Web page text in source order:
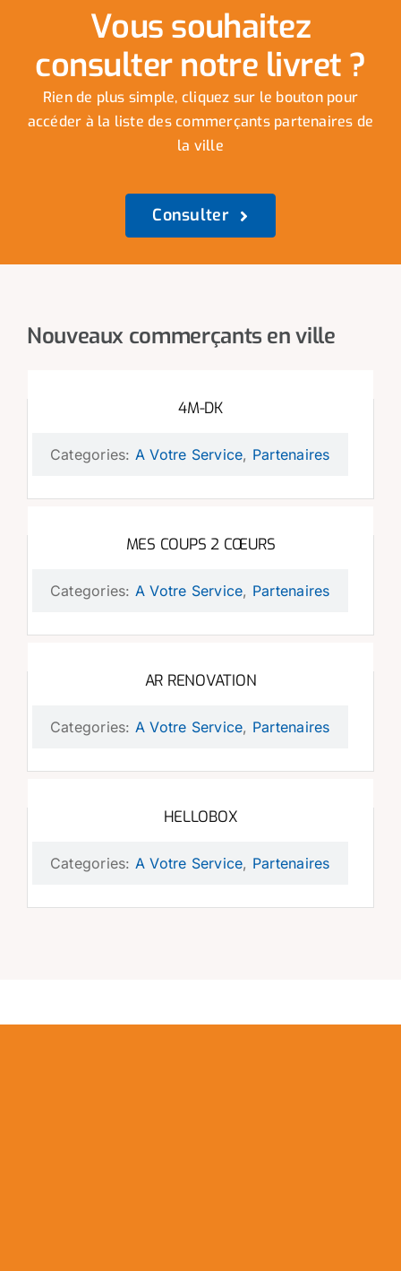
Vous souhaitez
consulter notre livret ?
Rien de plus simple, cliquez sur le bouton pour
accéder à la liste des commerçants partenaires de
la ville
Consulter
Nouveaux commerçants en ville
4M-DK
Categories: A Votre Service, Partenaires
MES COUPS 2 CŒURS
Categories: A Votre Service, Partenaires
AR RENOVATION
Categories: A Votre Service, Partenaires
HELLOBOX
Categories: A Votre Service, Partenaires